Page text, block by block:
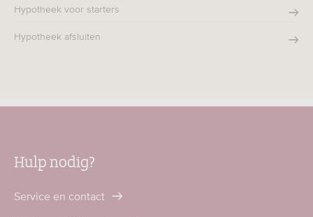
Hypotheek voor starters
Hypotheek afsluiten
Hulp nodig?
Service en contact